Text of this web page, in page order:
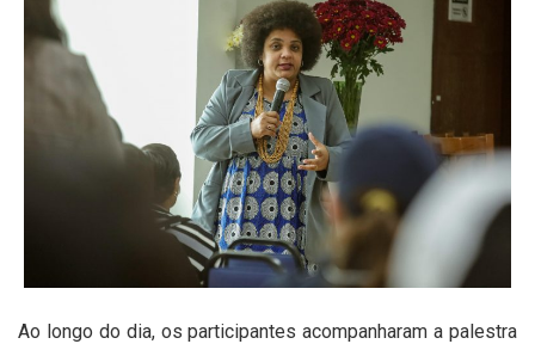
Ao longo do dia, os participantes acompanharam a palestra